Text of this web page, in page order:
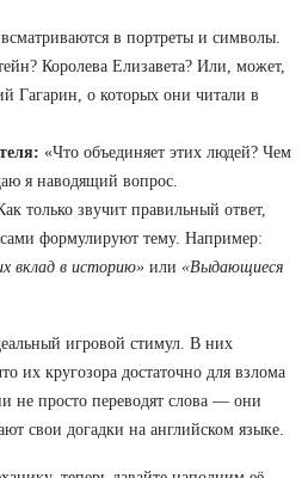
в портреты и символы.
Королева Елизавета? Или, может,
о которых они читали в
«Что объединяет этих людей? Чем
я наводящий вопрос.
только звучит правильный ответ,
формулируют тему. Например:
вклад в историю» или «Выдающиеся
игровой стимул. В них
их кругозора достаточно для взлома
не просто переводят слова — они
свои догадки на английском языке.